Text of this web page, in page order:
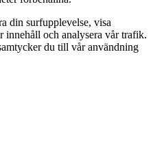
din surfupplevelse, visa
innehåll och analysera vår trafik.
du till vår användning